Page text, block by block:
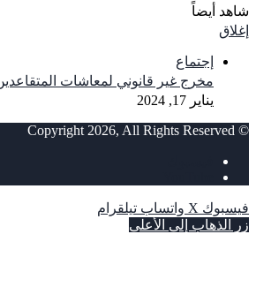
شاهد أيضاً
إغلاق
إجتماع
مخرج غير قانوني لمعاشات
يناير 17, 2024
© Copyright 2026, All Rights Reserved
فيسبوك ‫X واتساب تيلقرام
زر الذهاب إلى الأعلى